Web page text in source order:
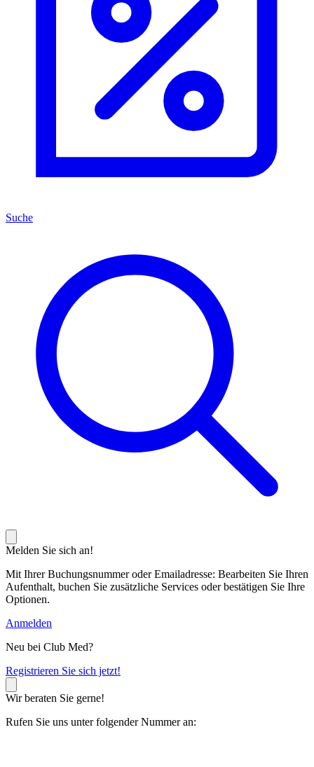
Suche
Melden Sie sich an!
Mit Ihrer Buchungsnummer oder Emailadresse: Bearbeiten Sie Ihren
Aufenthalt, buchen Sie zusätzliche Services oder bestätigen Sie Ihre
Optionen.
Anmelden
Neu bei Club Med?
Registrieren Sie sich jetzt!
Wir beraten Sie gerne!
Rufen Sie uns unter folgender Nummer an: